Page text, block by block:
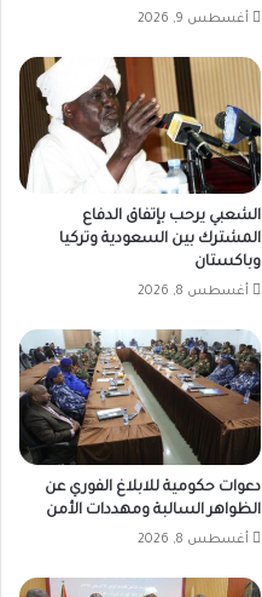
أغسطس 9, 2026
الشعبي يرحب بإتفاق الدفاع
المشترك بين السعودية وتركيا
وباكستان
أغسطس 8, 2026
دعوات حكومية للابلاغ الفوري عن
الظواهر السالبة ومهددات الأمن
أغسطس 8, 2026